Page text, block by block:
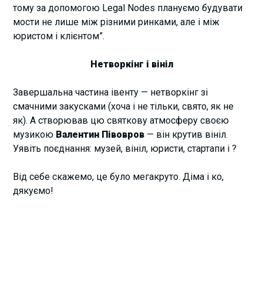
тому за допомогою Legal Nodes плануємо будувати
мости не лише між різними ринками, але і між
юристом і клієнтом”.
Нетворкінг і вініл
Завершальна частина івенту — нетворкінг зі
смачними закусками (хоча і не тільки, свято, як не
як). А створював цю святкову атмосферу своєю
музикою Валентин Півовров — він крутив вініл.
Уявіть поєднання: музей, вініл, юристи, стартапи і ?
Від себе скажемо, це було мегакруто. Діма і ко,
дякуємо!